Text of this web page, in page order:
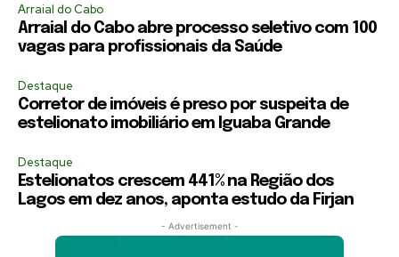
Arraial do Cabo
Arraial do Cabo abre processo seletivo com 100
vagas para profissionais da Saúde
Destaque
Corretor de imóveis é preso por suspeita de
estelionato imobiliário em Iguaba Grande
Destaque
Estelionatos crescem 441% na Região dos
Lagos em dez anos, aponta estudo da Firjan
- Advertisement -